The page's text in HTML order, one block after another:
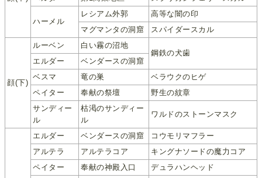
ハーメル
レシアム外郭
高等な闇の印
マグマンタの洞窟
スパイダースカル
顔(下)
ルーベン
白い霧の沼地
鋼鉄の犬歯
エルダー
ベンダースの洞窟
ベスマ
竜の巣
ベラウクのヒゲ
ペイター
奉献の祭壇
野生の紋章
サンディー
ル
枯渇のサンディー
ル
ワルドのストーンマスク
エルダー ベンダースの洞窟
コウモリマフラー
アルテラ
アルテラコア
キングナソードの魔力コア
ペイター
奉献の神殿入口 デュラハンヘッド